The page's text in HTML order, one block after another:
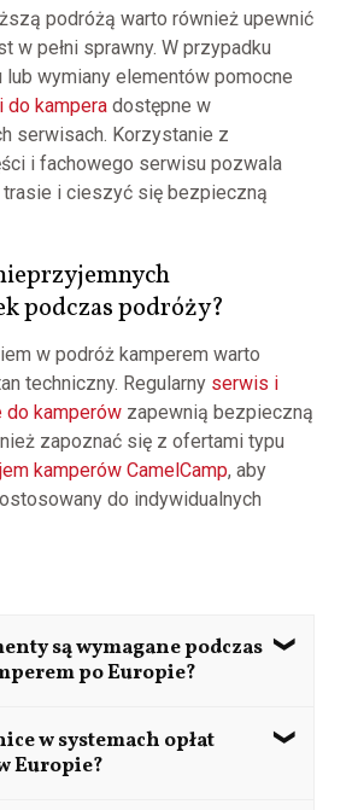
podróżą warto również upewnić
w pełni sprawny. W przypadku
wymiany elementów pomocne
kamperadostępne w
serwisach. Korzystanie z
i fachowego serwisu pozwala
trasie i cieszyć się bezpieczną
podczas podróży?
w podróż kamperem warto
techniczny. Regularny serwis i
do kamperówzapewnią bezpieczną
zapoznać się z ofertami typu
kamperów CamelCamp, aby
do indywidualnych
są wymagane podczas
po Europie?
ważny dowód rejestracyjny
OC, prawo jazdy
w systemach opłat
Europie?